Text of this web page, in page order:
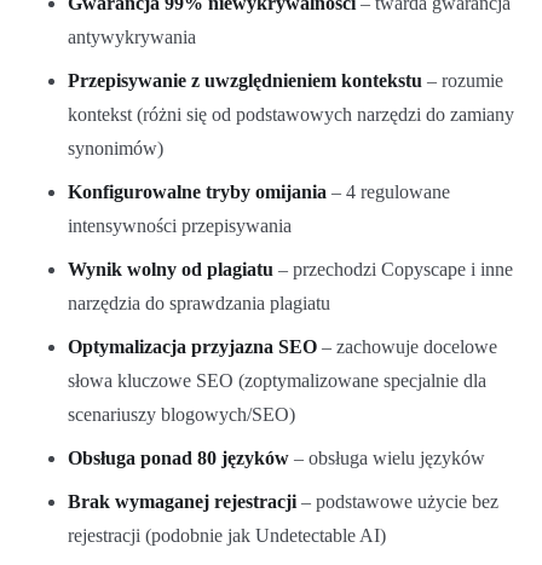
antywykrywania
Przepisywanie z uwzględnieniem kontekstu – rozumie
kontekst (różni się od podstawowych narzędzi do zamiany
synonimów)
Konfigurowalne tryby omijania – 4 regulowane
intensywności przepisywania
Wynik wolny od plagiatu – przechodzi Copyscape i inne
narzędzia do sprawdzania plagiatu
Optymalizacja przyjazna SEO – zachowuje docelowe
słowa kluczowe SEO (zoptymalizowane specjalnie dla
scenariuszy blogowych/SEO)
Obsługa ponad 80 języków – obsługa wielu języków
Brak wymaganej rejestracji – podstawowe użycie bez
rejestracji (podobnie jak Undetectable AI)